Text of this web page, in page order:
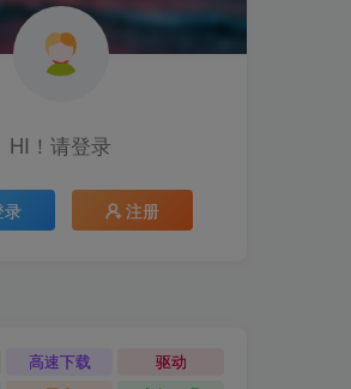
HI！请登录
录 注册
高速下载
驱动